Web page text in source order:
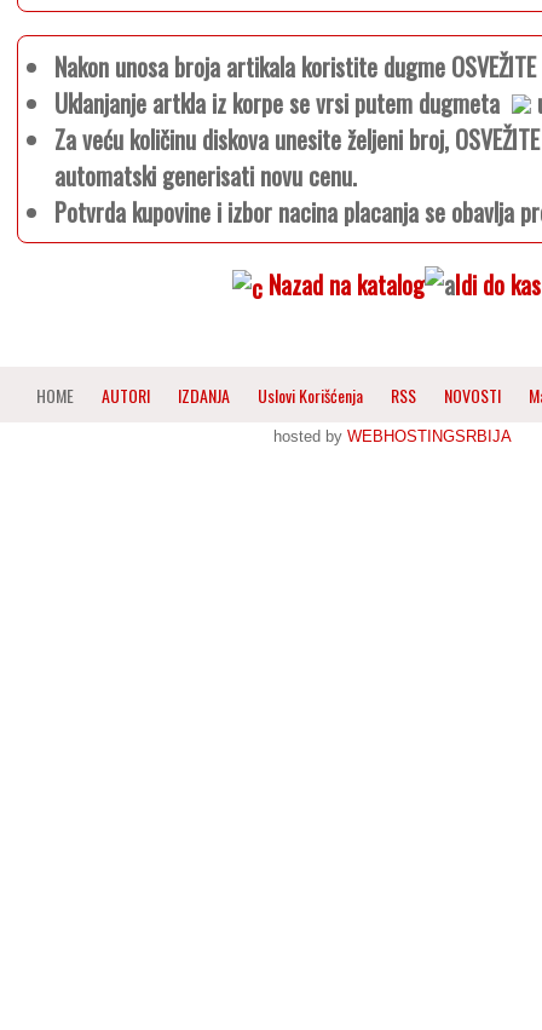
Nakon unosa broja artikala koristite dugme OSVEŽITE
Uklanjanje artkla iz korpe se vrsi putem dugmeta
Za veću količinu diskova unesite željeni broj,
automatski generisati novu cenu.
Potvrda kupovine i izbor nacina placanja se obavlja
Nazad na katalog
Idi do
HOME AUTORI IZDANJA Uslovi Korišćenja RSS NOVOSTI
hosted by WEBHOSTINGSRBIJA